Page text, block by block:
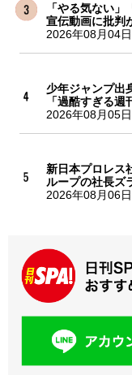
「やる気ない
宣伝動画に批判
2026年08月04日
少年ジャンプ出
「過酷すぎる
2026年08月05日
新日本プロレス
ループの社長ズ
2026年08月06日